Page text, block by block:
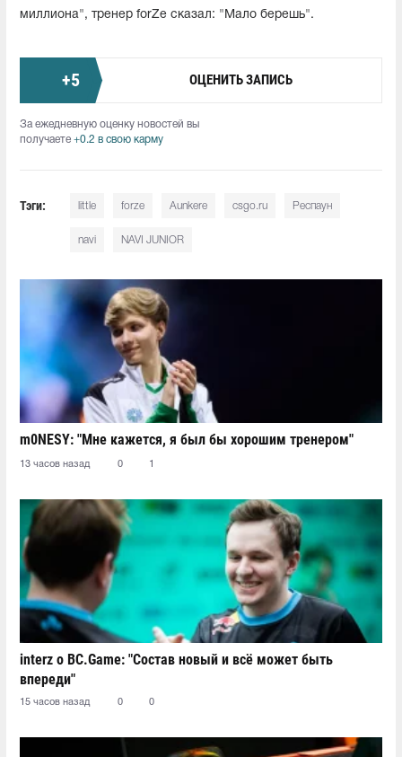
миллиона", тренер forZe сказал: "Мало берешь".
+5 ОЦЕНИТЬ ЗАПИСЬ
За ежедневную оценку новостей вы
получаете +0.2 в свою карму
Тэги: little forze Aunkere csgo.ru Респаун
navi NAVI JUNIOR
m0NESY: "Мне кажется, я был бы хорошим тренером"
13 часов назад 0 1
interz о BC.Game: "Состав новый и всё может быть
впереди"
15 часов назад 0 0